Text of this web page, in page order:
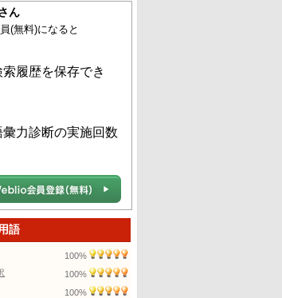
ん
(無料)になると
索履歴を保存でき
彙力診断の実施回数
語
100%
100%
100%